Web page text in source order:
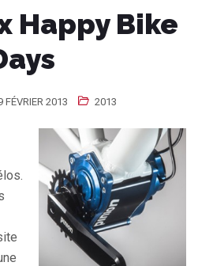
Happy Bike
FÉVRIER 2013 2013